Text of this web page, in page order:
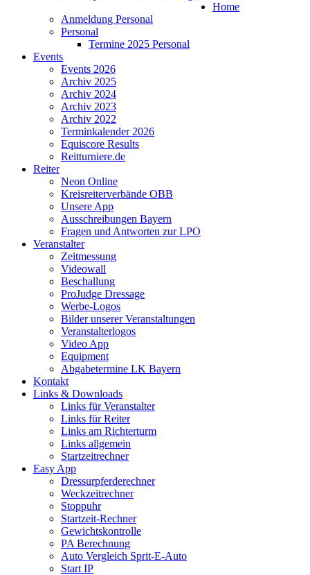
Home
Anmeldung Personal
Personal
Termine 2025 Personal
Events
Events 2026
Archiv 2025
Archiv 2024
Archiv 2023
Archiv 2022
Terminkalender 2026
Equiscore Results
Reitturniere.de
Reiter
Neon Online
Kreisreiterverbände OBB
Unsere App
Ausschreibungen Bayern
Fragen und Antworten zur LPO
Veranstalter
Zeitmessung
Videowall
Beschallung
ProJudge Dressage
Werbe-Logos
Bilder unserer Veranstaltungen
Veranstalterlogos
Video App
Equipment
Abgabetermine LK Bayern
Kontakt
Links & Downloads
Links für Veranstalter
Links für Reiter
Links am Richterturm
Links allgemein
Startzeitrechner
Easy App
Dressurpferderechner
Weckzeitrechner
Stoppuhr
Startzeit-Rechner
Gewichtskontrolle
PA Berechnung
Auto Vergleich Sprit-E-Auto
Start IP